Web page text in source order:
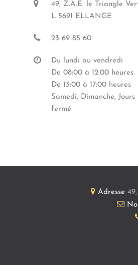
49, Z.A.E. le Triangle
L 5691 ELLANGE
23 69 85 60
Du lundi au vendredi
De 08:00 à 12:00 heures
De 13:00 à 17:00 heures
Samedi, Dimanche, Jours
fermé
Adresse